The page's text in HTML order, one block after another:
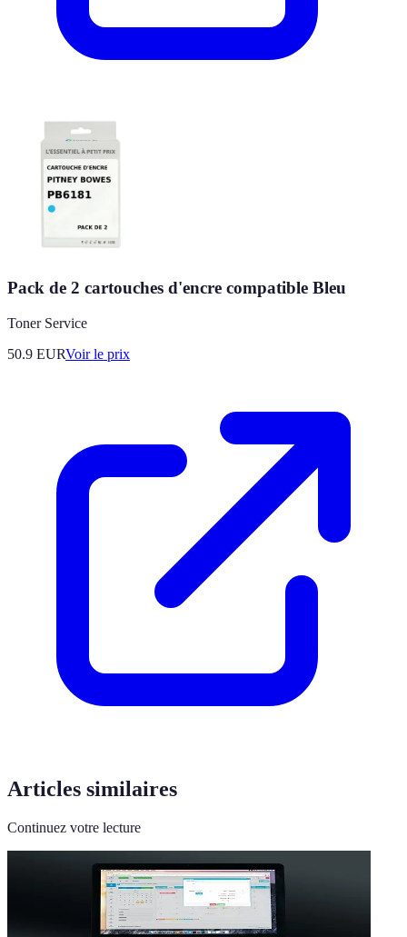
Pack de 2 cartouches d'encre compatible Bleu
Toner Service
50.9 EURVoir le prix
Articles similaires
Continuez votre lecture